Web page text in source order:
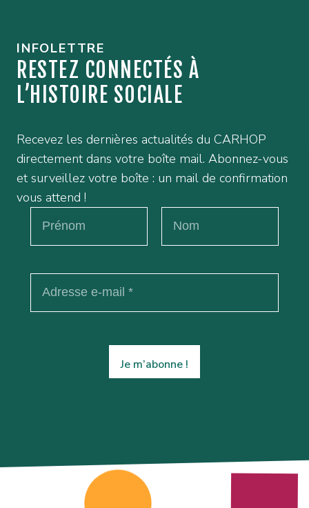
INFOLETTRE
RESTEZ CONNECTÉS À
L’HISTOIRE SOCIALE
Recevez les dernières actualités du CARHOP
directement dans votre boîte mail. Abonnez-vous
et surveillez votre boîte : un mail de confirmation
vous attend !